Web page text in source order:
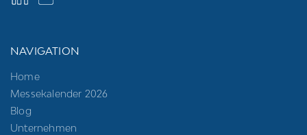
NAVIGATION
Home
Messekalender 2026
Blog
Unternehmen